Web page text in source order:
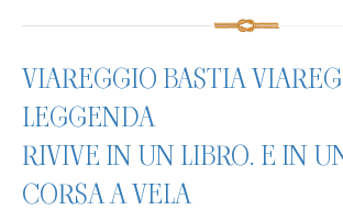
VIAREGGIO BASTIA
LEGGENDA
RIVIVE IN UN LIBRO. E IN
CORSA A VELA